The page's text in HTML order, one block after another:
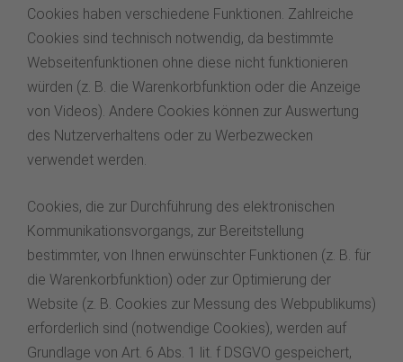
Cookies haben verschiedene Funktionen. Zahlreiche
Cookies sind technisch notwendig, da bestimmte
Webseitenfunktionen ohne diese nicht funktionieren
würden (z. B. die Warenkorbfunktion oder die Anzeige
von Videos). Andere Cookies können zur Auswertung
des Nutzerverhaltens oder zu Werbezwecken
verwendet werden.
Cookies, die zur Durchführung des elektronischen
Kommunikationsvorgangs, zur Bereitstellung
bestimmter, von Ihnen erwünschter Funktionen (z. B. für
die Warenkorbfunktion) oder zur Optimierung der
Website (z. B. Cookies zur Messung des Webpublikums)
erforderlich sind (notwendige Cookies), werden auf
Grundlage von Art. 6 Abs. 1 lit. f DSGVO gespeichert,